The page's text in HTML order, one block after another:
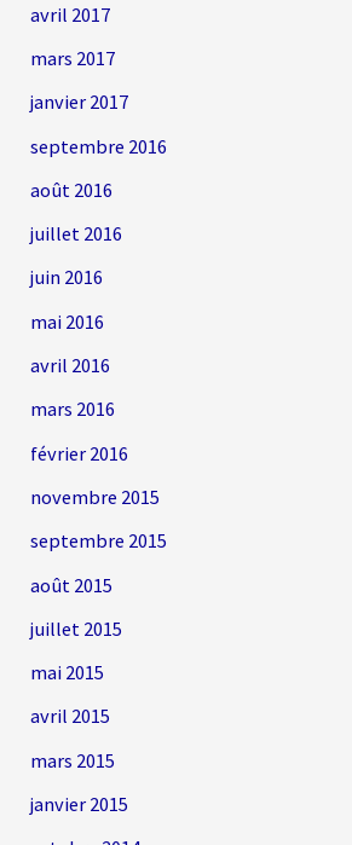
avril 2017
mars 2017
janvier 2017
septembre 2016
août 2016
juillet 2016
juin 2016
mai 2016
avril 2016
mars 2016
février 2016
novembre 2015
septembre 2015
août 2015
juillet 2015
mai 2015
avril 2015
mars 2015
janvier 2015